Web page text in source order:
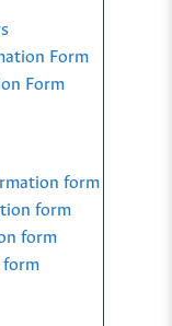
Form
Form
form
form
form
form